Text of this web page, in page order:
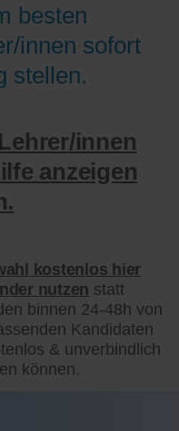
besten
innen sofort
stellen.
innen
anzeigen
kostenlos hier
nutzen statt
binnen 24-48h von
Kandidaten
& unverbindlich
können.